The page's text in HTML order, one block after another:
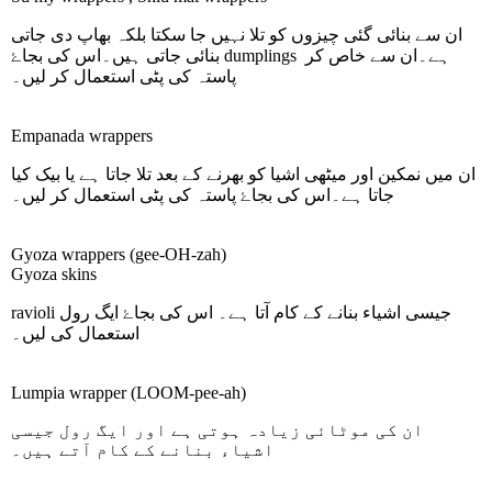
ان سے بنائی گئی چیزوں کو تلا نہیں جا سکتا بلکہ بھاپ دی جاتی
ہے۔ان سے خاص کر
dumplings بنائی جاتی ہیں۔اس کی بجاۓ
پاستہ کی پٹی استعمال کر لیں۔
Empanada wrappers
ان میں نمکین اور میٹھی اشیا کو بھرنے کے بعد تلا جاتا ہے یا بیک کیا
جاتا ہے۔اس کی بجاۓ پاستہ کی پٹی استعمال کر لیں۔
Gyoza wrappers (gee-OH-zah)
Gyoza skins
ravioli
استعمال کی لیں۔
Lumpia wrapper(LOOM-pee-ah)
ان کی موٹائی زیادہ ہوتی ہے اور ایگ رول جیسی
اشیاء بنانے کے کام آتے ہیں۔